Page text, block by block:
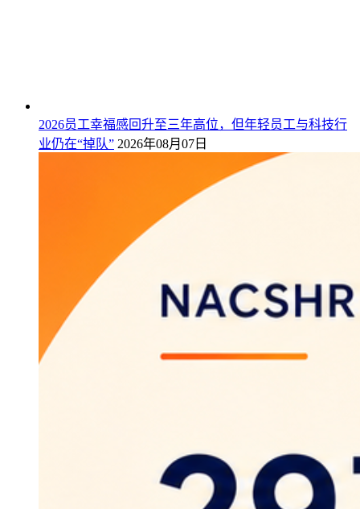
2026员工幸福感回升至三年高位，但年轻员工与科技行
业仍在“掉队” 2026年08月07日